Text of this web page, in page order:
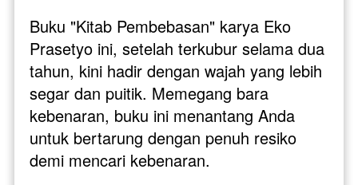
Buku "Kitab Pembebasan" karya Eko
Prasetyo ini, setelah terkubur selama dua
tahun, kini hadir dengan wajah yang lebih
segar dan puitik. Memegang bara
kebenaran, buku ini menantang Anda
untuk bertarung dengan penuh resiko
demi mencari kebenaran.